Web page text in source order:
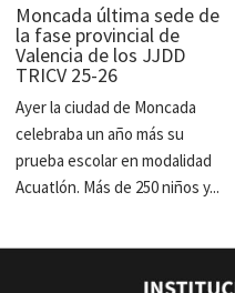
Moncada última sede de
la fase provincial de
Valencia de los JJDD
TRICV 25-26
Ayer la ciudad de Moncada
celebraba un año más su
prueba escolar en modalidad
Acuatlón. Más de 250 niños y...